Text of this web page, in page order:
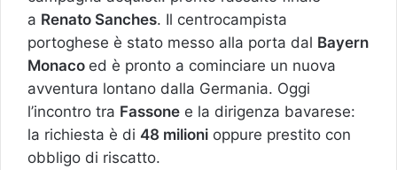
a Renato Sanches. Il centrocampista
portoghese è stato messo alla porta dal Bayern
Monaco ed è pronto a cominciare un nuova
avventura lontano dalla Germania. Oggi
l’incontro tra Fassone e la dirigenza bavarese:
la richiesta è di 48 milioni oppure prestito con
obbligo di riscatto.